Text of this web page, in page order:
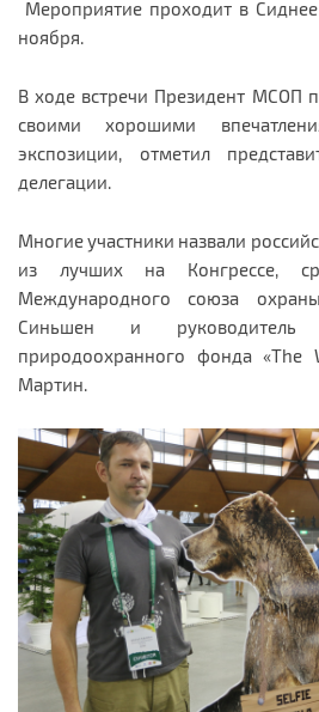
Мероприятие проходит в
ноября.
В ходе встречи Президент МСОП
своими хорошими
экспозиции, отметил
делегации.
Многие участники назвали
из лучших на Конгрессе,
Международного союза
Синьшен и
природоохранного фонда «The
Мартин.